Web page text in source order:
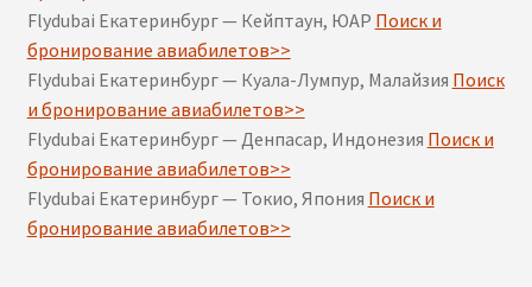
Flydubai Екатеринбург — Кейптаун, ЮАР Поиск и
бронирование авиабилетов>>
Flydubai Екатеринбург — Куала-Лумпур, Малайзия Поиск
и бронирование авиабилетов>>
Flydubai Екатеринбург — Денпасар, Индонезия Поиск и
бронирование авиабилетов>>
Flydubai Екатеринбург — Токио, Япония Поиск и
бронирование авиабилетов>>